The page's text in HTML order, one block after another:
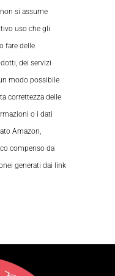
si assume
uso che gli
fare delle
dei servizi
modo possibile
correttezza delle
o i dati
Amazon,
compenso da
generati dai link